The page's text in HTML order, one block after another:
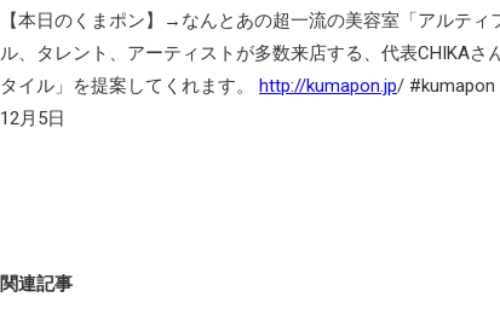
【本日のくまポン】→なんとあの超一流の美容室「アルテ
ル、タレント、アーティストが多数来店する、代表CHIKAさ
タイル」を提案してくれます。 http://kumapon.jp/ #kumapon
12月5日
関連記事